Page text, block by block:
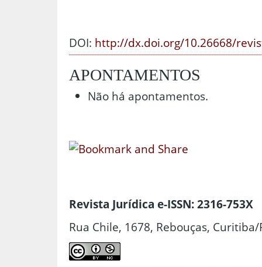
DOI: http://dx.doi.org/10.26668/
APONTAMENTOS
Não há apontamentos.
Revista Jurídica e-ISSN: 2316-753X
Rua Chile, 1678, Rebouças, Curitiba/